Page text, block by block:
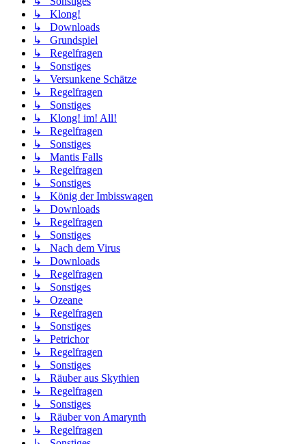
↳ Klong!
↳ Downloads
↳ Grundspiel
↳ Regelfragen
↳ Sonstiges
↳ Versunkene Schätze
↳ Regelfragen
↳ Sonstiges
↳ Klong! im! All!
↳ Regelfragen
↳ Sonstiges
↳ Mantis Falls
↳ Regelfragen
↳ Sonstiges
↳ König der Imbisswagen
↳ Downloads
↳ Regelfragen
↳ Sonstiges
↳ Nach dem Virus
↳ Downloads
↳ Regelfragen
↳ Sonstiges
↳ Ozeane
↳ Regelfragen
↳ Sonstiges
↳ Petrichor
↳ Regelfragen
↳ Sonstiges
↳ Räuber aus Skythien
↳ Regelfragen
↳ Sonstiges
↳ Räuber von Amarynth
↳ Regelfragen